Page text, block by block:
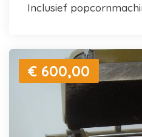
inclusief
€ 600,00